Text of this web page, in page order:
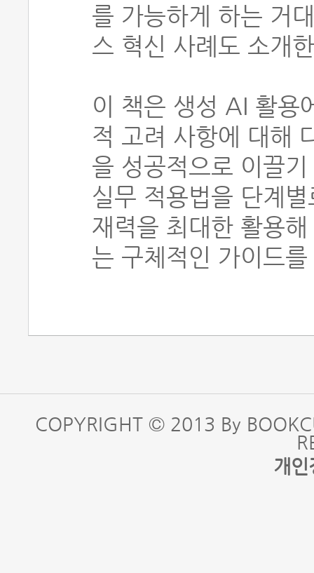
를 가능하게 하는 거
스 혁신 사례도 소개
이 책은 생성 AI 활용
적 고려 사항에 대해
을 성공적으로 이끌
실무 적용법을 단계
재력을 최대한 활용
는 구체적인 가이드
COPYRIGHT © 2013 By
개인